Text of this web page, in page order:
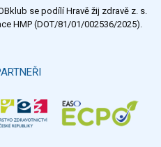
se podílí Hravě žij zdravě z. s.
HMP (DOT/81/01/002536/2025).